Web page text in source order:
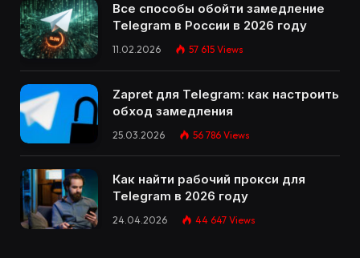
Все способы обойти замедление
Telegram в России в 2026 году
11.02.2026 57 615 Views
Zapret для Telegram: как настроить
обход замедления
25.03.2026 56 786 Views
Как найти рабочий прокси для
Telegram в 2026 году
24.04.2026 44 647 Views